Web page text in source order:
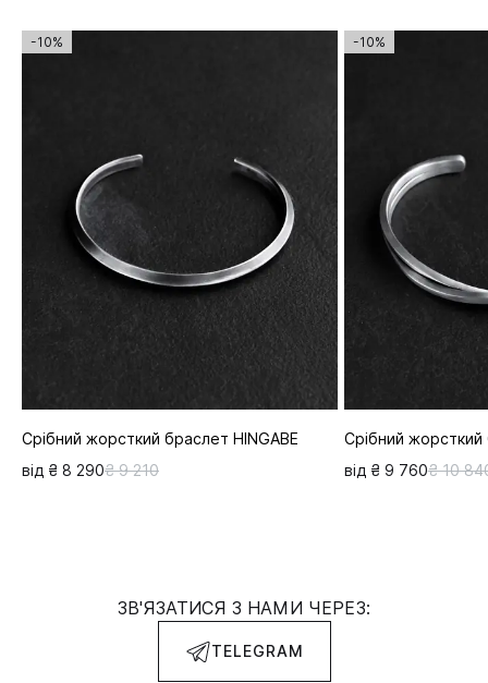
-10%
Срібний жорсткий браслет HINGABE
від ₴ 8 290₴ 9 210
-10%
Срібний жорсткий
від ₴ 9 760₴ 10
ЗВ'ЯЗАТИСЯ З НАМИ ЧЕРЕЗ:
TELEGRAM